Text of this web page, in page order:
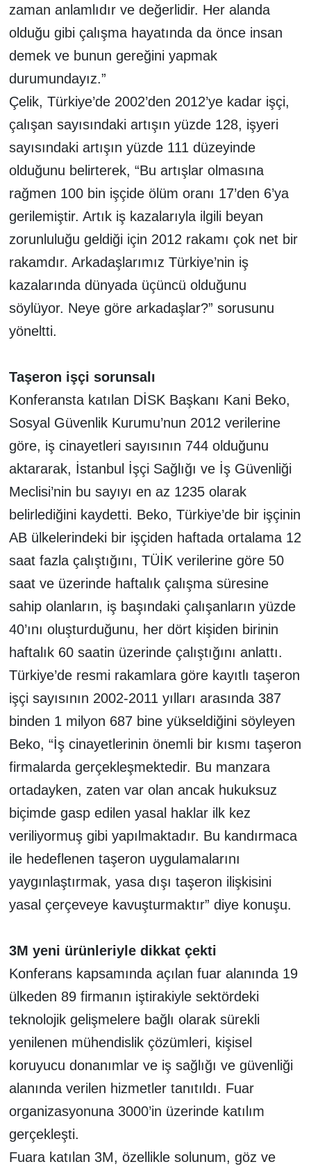
zaman anlamlıdır ve değerlidir. Her alanda
olduğu gibi çalışma hayatında da önce insan
demek ve bunun gereğini yapmak
durumundayız.”
Çelik, Türkiye’de 2002’den 2012’ye kadar işçi,
çalışan sayısındaki artışın yüzde 128, işyeri
sayısındaki artışın yüzde 111 düzeyinde
olduğunu belirterek, “Bu artışlar olmasına
rağmen 100 bin işçide ölüm oranı 17’den 6’ya
gerilemiştir. Artık iş kazalarıyla ilgili beyan
zorunluluğu geldiği için 2012 rakamı çok net bir
rakamdır. Arkadaşlarımız Türkiye’nin iş
kazalarında dünyada üçüncü olduğunu
söylüyor. Neye göre arkadaşlar?” sorusunu
yöneltti.
Taşeron işçi sorunsalı
Konferansta katılan DİSK Başkanı Kani Beko,
Sosyal Güvenlik Kurumu’nun 2012 verilerine
göre, iş cinayetleri sayısının 744 olduğunu
aktararak, İstanbul İşçi Sağlığı ve İş Güvenliği
Meclisi’nin bu sayıyı en az 1235 olarak
belirlediğini kaydetti. Beko, Türkiye’de bir işçinin
AB ülkelerindeki bir işçiden haftada ortalama 12
saat fazla çalıştığını, TÜİK verilerine göre 50
saat ve üzerinde haftalık çalışma süresine
sahip olanların, iş başındaki çalışanların yüzde
40’ını oluşturduğunu, her dört kişiden birinin
haftalık 60 saatin üzerinde çalıştığını anlattı.
Türkiye’de resmi rakamlara göre kayıtlı taşeron
işçi sayısının 2002-2011 yılları arasında 387
binden 1 milyon 687 bine yükseldiğini söyleyen
Beko, “İş cinayetlerinin önemli bir kısmı taşeron
firmalarda gerçekleşmektedir. Bu manzara
ortadayken, zaten var olan ancak hukuksuz
biçimde gasp edilen yasal haklar ilk kez
veriliyormuş gibi yapılmaktadır. Bu kandırmaca
ile hedeflenen taşeron uygulamalarını
yaygınlaştırmak, yasa dışı taşeron ilişkisini
yasal çerçeveye kavuşturmaktır” diye konuşu.
3M yeni ürünleriyle dikkat çekti
Konferans kapsamında açılan fuar alanında 19
ülkeden 89 firmanın iştirakiyle sektördeki
teknolojik gelişmelere bağlı olarak sürekli
yenilenen mühendislik çözümleri, kişisel
koruyucu donanımlar ve iş sağlığı ve güvenliği
alanında verilen hizmetler tanıtıldı. Fuar
organizasyonuna 3000’in üzerinde katılım
gerçekleşti.
Fuara katılan 3M, özellikle solunum, göz ve